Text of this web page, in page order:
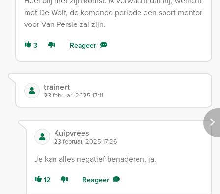
met De Wolf, de komende periode een soort mentor
voor Van Persie zal zijn.
3 Reageer
trainert
23 februari 2025 17:11
Kuipvrees
23 februari 2025 17:26
Je kan alles negatief benaderen, ja.
12 Reageer